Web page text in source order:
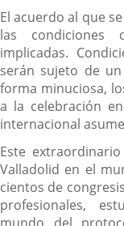
El acuerdo al que
las condiciones
implicadas.
serán sujeto de
forma minuciosa,
a la celebración
internacional
Este
Valladolid en el
cientos de
profesionales,